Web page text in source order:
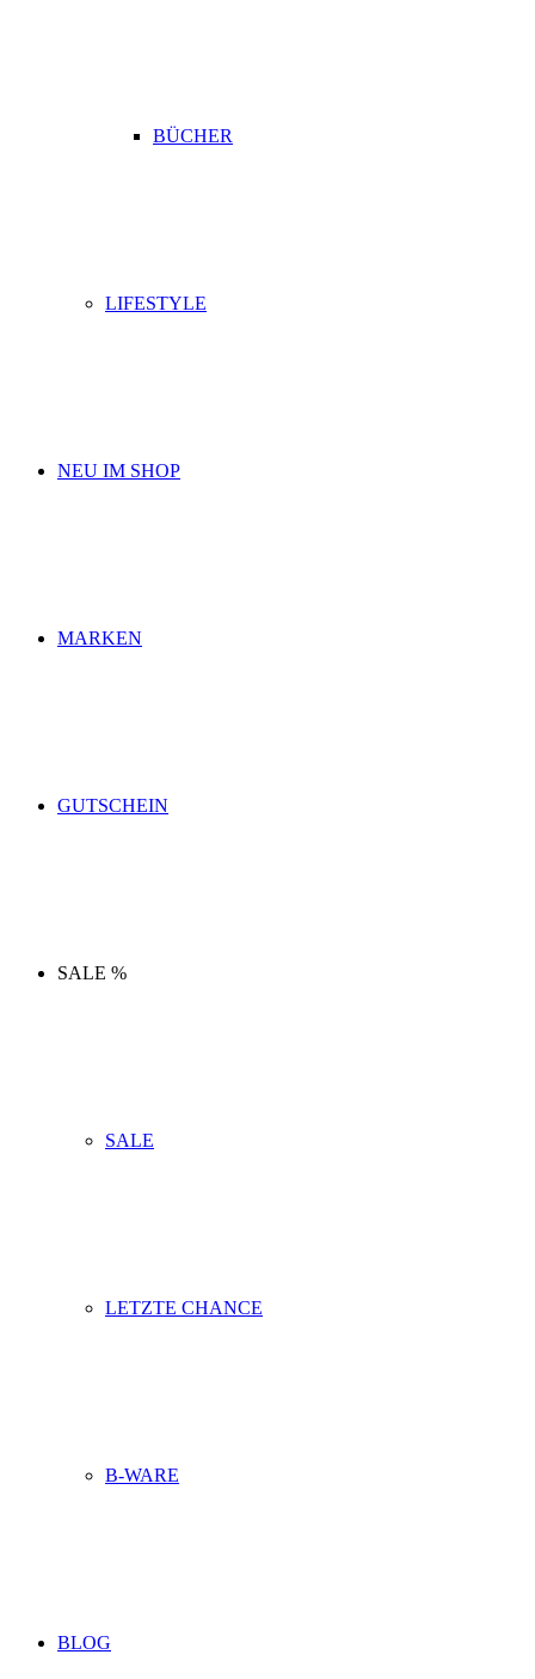
BÜCHER
LIFESTYLE
NEU IM SHOP
MARKEN
GUTSCHEIN
SALE %
SALE
LETZTE CHANCE
B-WARE
BLOG